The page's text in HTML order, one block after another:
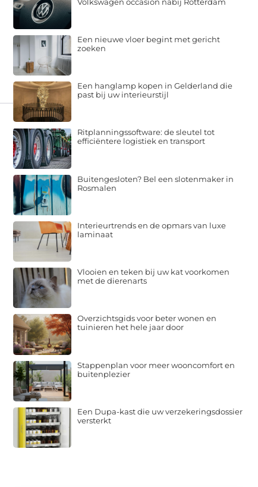
Een nieuwe vloer begint met gericht
zoeken
Een hanglamp kopen in Gelderland die
past bij uw interieurstijl
Ritplanningssoftware: de sleutel tot
efficiëntere logistiek en transport
Buitengesloten? Bel een slotenmaker in
Rosmalen
Interieurtrends en de opmars van luxe
laminaat
Vlooien en teken bij uw kat voorkomen
met de dierenarts
Overzichtsgids voor beter wonen en
tuinieren het hele jaar door
Stappenplan voor meer wooncomfort en
buitenplezier
Een Dupa-kast die uw verzekeringsdossier
versterkt